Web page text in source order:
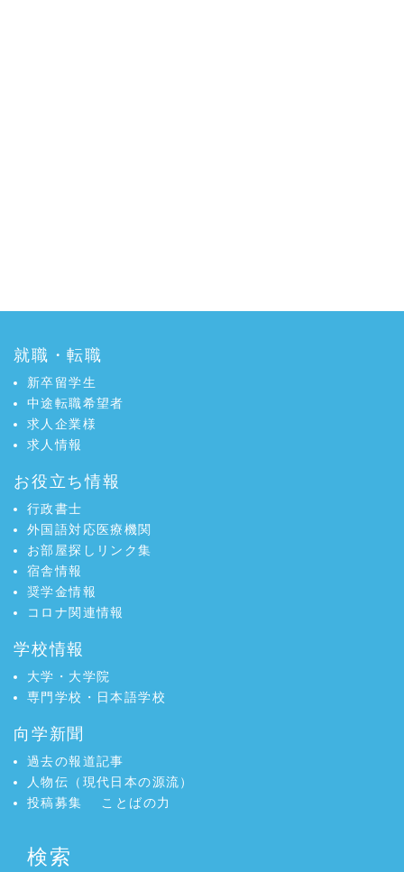
就職・転職
新卒留学生
中途転職希望者
求人企業様
求人情報
お役立ち情報
行政書士
外国語対応医療機関
お部屋探しリンク集
宿舎情報
奨学金情報
コロナ関連情報
学校情報
大学・大学院
専門学校・日本語学校
向学新聞
過去の報道記事
人物伝（現代日本の源流）
投稿募集
ことばの力
検索